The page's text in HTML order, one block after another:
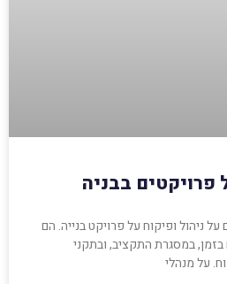
בבניה
ניהול ופיקוח על פרויקט בנייה. הם
במסגרת התקציב, ובתקני
על מנהלי